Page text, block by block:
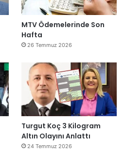
MTV Ödemelerinde Son
Hafta
26 Temmuz 2026
Turgut Koç 3 Kilogram
Altın Olayını Anlattı
24 Temmuz 2026